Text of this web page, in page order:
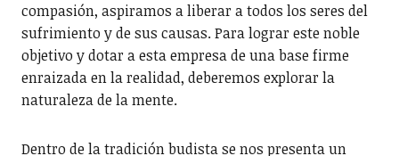
compasión, aspiramos a liberar a todos los seres del
sufrimiento y de sus causas. Para lograr este noble
objetivo y dotar a esta empresa de una base firme
enraizada en la realidad, deberemos explorar la
naturaleza de la mente.
Dentro de la tradición budista se nos presenta un